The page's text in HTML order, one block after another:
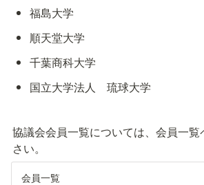
福島大学
順天堂大学
千葉商科大学
国立大学法人　琉球大学
協議会会員一覧については、会員一
さい。
会員一覧